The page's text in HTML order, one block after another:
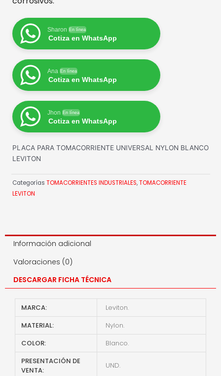
Sharon En línea
Cotiza en WhatsApp
Ana En línea
Cotiza en WhatsApp
Jhon En línea
Cotiza en WhatsApp
PLACA PARA TOMACORRIENTE UNIVERSAL NYLON BLANCO
LEVITON
Categorías TOMACORRIENTES INDUSTRIALES,TOMACORRIENTE
LEVITON
Información adicional
Valoraciones (0)
DESCARGAR FICHA TÉCNICA
MARCA:
Leviton.
MATERIAL:
Nylon.
COLOR:
Blanco.
PRESENTACIÓN DE
VENTA:
UND.